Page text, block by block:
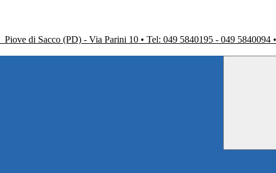
Piove di Sacco (PD) - Via Parini 10 • Tel: 049 5840195 - 049 5840094